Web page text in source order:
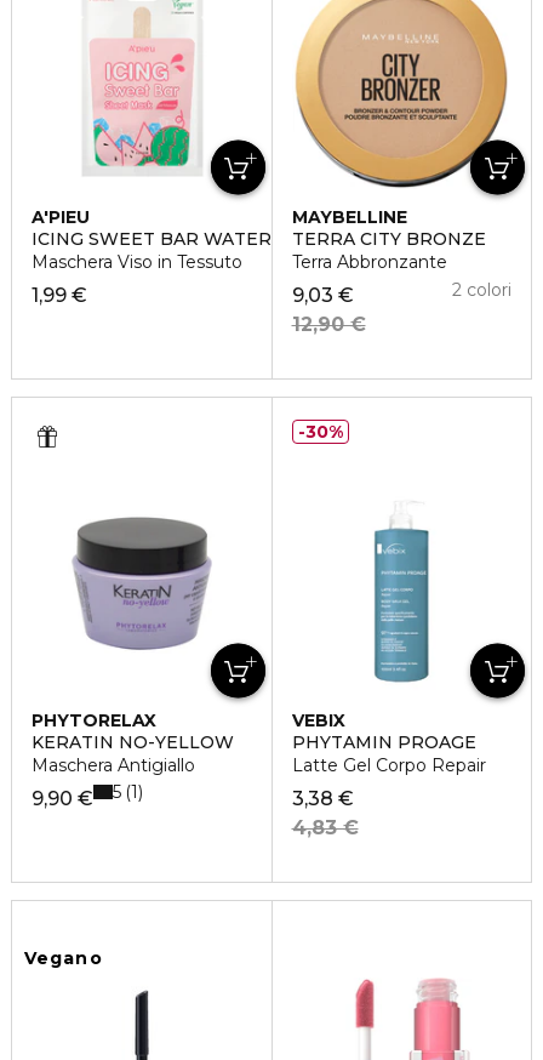
A'PIEU
ICING SWEET BAR WATERMELON
Maschera Viso in Tessuto
1,99 €
MAYBELLINE
TERRA CITY BRONZE
Terra Abbronzante
9,03 €
12,90 €
2 colori
PHYTORELAX
KERATIN NO-YELLOW
Maschera Antigiallo
9,90 € 5 1
VEBIX
PHYTAMIN PROAGE
Latte Gel Corpo Repair
3,38 €
4,83 €
30%
Vegano